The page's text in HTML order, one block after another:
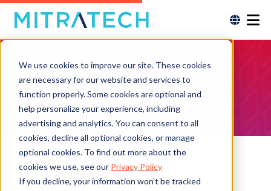
We use cookies to improve our site. These cookies
are necessary for our website and services to
function properly. Some cookies are optional and
help personalize your experience, including
advertising and analytics. You can consent to all
cookies, decline all optional cookies, or manage
optional cookies. To find out more about the
cookies we use, see our Privacy Policy
If you decline, your information won’t be tracked
¿Qué conocimientos